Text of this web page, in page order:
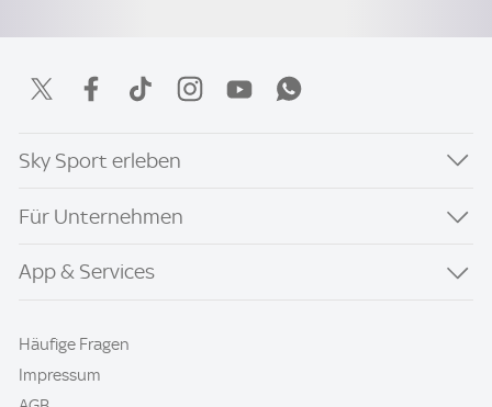
Sky Sport erleben
Für Unternehmen
App & Services
Häufige Fragen
Impressum